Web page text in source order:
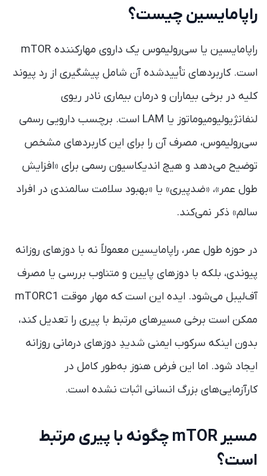
راپامایسین چیست؟
راپامایسین یا سی‌رولیموس یک داروی مهارکننده mTOR
است. کاربردهای تأییدشده آن شامل پیشگیری از رد پیوند
کلیه در برخی بیماران و درمان بیماری نادر ریوی
لنفانژیولیومیوماتوز یا LAM است. برچسب دارویی رسمی
سی‌رولیموس، مصرف آن را برای این کاربردهای مشخص
توضیح می‌دهد و هیچ اندیکاسیون رسمی برای «افزایش
طول عمر»، «ضدپیری» یا «بهبود سلامت سالمندی در افراد
سالم» ذکر نمی‌کند.
در حوزه طول عمر، راپامایسین معمولاً نه با دوزهای روزانه
پیوندی، بلکه با دوزهای پایین و متناوب بررسی یا مصرف
آف‌لیبل می‌شود. ایده این است که مهار موقت mTORC1
ممکن است برخی مسیرهای مرتبط با پیری را تعدیل کند،
بدون اینکه سرکوب ایمنی شدیدِ دوزهای درمانی روزانه
ایجاد شود. اما این فرض هنوز به‌طور کامل در
کارآزمایی‌های بزرگ انسانی اثبات نشده است.
مسیر mTOR چگونه با پیری مرتبط
است؟